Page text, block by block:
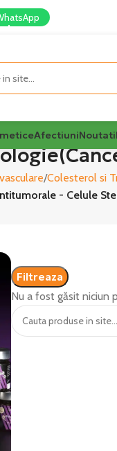
AfectiuniNoutati
Colesterol si
- Celule
Filtreaza
Nu a fost găsit niciun